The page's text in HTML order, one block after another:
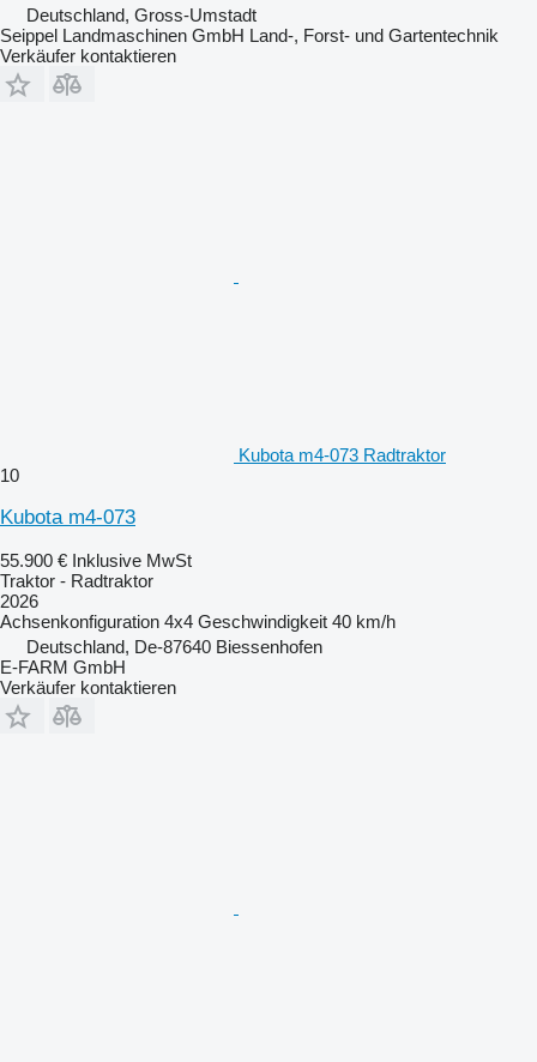
Deutschland, Gross-Umstadt
Seippel Landmaschinen GmbH Land-, Forst- und Gartentechnik
Verkäufer kontaktieren
Kubota m4-073 Radtraktor
10
Kubota m4-073
55.900 € Inklusive MwSt
Traktor - Radtraktor
2026
Achsenkonfiguration 4x4 Geschwindigkeit 40 km/h
Deutschland, De-87640 Biessenhofen
E-FARM GmbH
Verkäufer kontaktieren